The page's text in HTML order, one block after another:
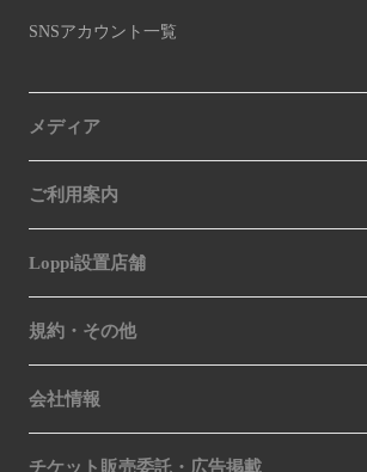
SNSアカウント一覧
メディア
ご利用案内
Loppi設置店舗
規約・その他
会社情報
チケット販売委託・広告掲載